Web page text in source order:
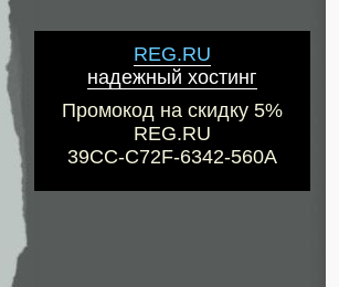
REG.RU
надежный хостинг
Промокод на скидку 5%
REG.RU
39CC-C72F-6342-560A